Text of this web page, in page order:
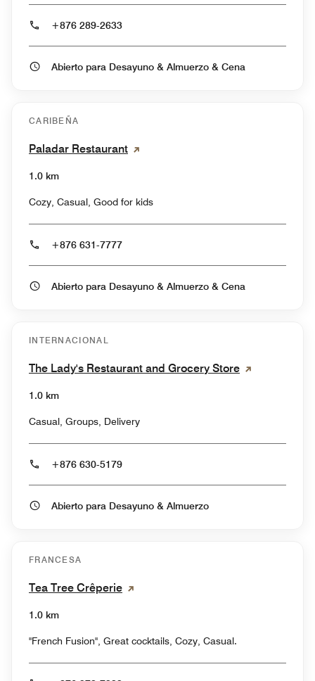
+876 289-2633
Abierto para Desayuno & Almuerzo & Cena
CARIBEÑA
Paladar Restaurant
1.0 km
Cozy, Casual, Good for kids
+876 631-7777
Abierto para Desayuno & Almuerzo & Cena
INTERNACIONAL
The Lady's Restaurant and Grocery Store
1.0 km
Casual, Groups, Delivery
+876 630-5179
Abierto para Desayuno & Almuerzo
FRANCESA
Tea Tree Crêperie
1.0 km
"French Fusion", Great cocktails, Cozy, Casual.